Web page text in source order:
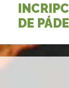
DE